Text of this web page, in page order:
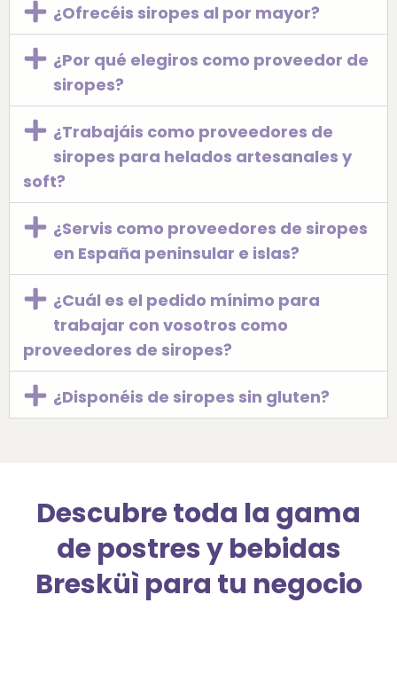
¿Ofrecéis siropes al por mayor?
¿Por qué elegiros como proveedor de
siropes?
¿Trabajáis como proveedores de
siropes para helados artesanales y
soft?
¿Servis como proveedores de siropes
en España peninsular e islas?
¿Cuál es el pedido mínimo para
trabajar con vosotros como
proveedores de siropes?
¿Disponéis de siropes sin gluten?
Descubre toda la gama
de postres y bebidas
Bresküì para tu negocio